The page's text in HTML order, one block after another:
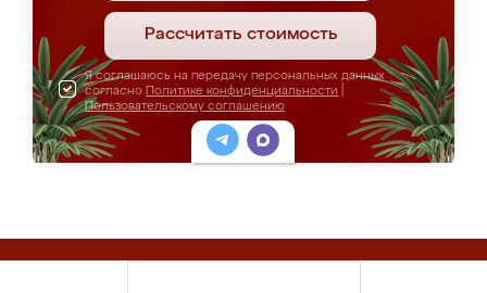
Рассчитать стоимость
Я соглашаюсь на передачу персональных данных
согласно Политике конфиденциальности
Пользовательскому соглашению